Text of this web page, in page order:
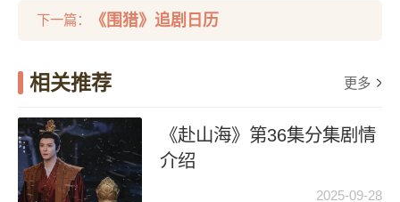
下一篇： 《围猎》追剧日历
相关推荐 更多
《赴山海》第36集分集剧情
介绍
2025-09-28